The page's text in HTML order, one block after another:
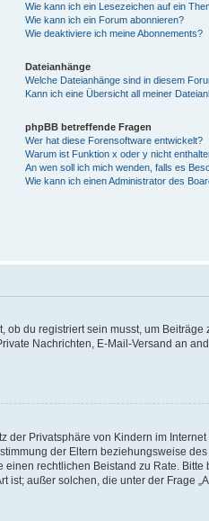
Wie kann ich ein Lesezeichen auf ein
Wie kann ich ein Forum abonnieren?
Wie deaktiviere ich meine Abonnements?
Dateianhänge
Welche Dateianhänge sind in diesem
Kann ich eine Übersicht all meiner
phpBB betreffende Fragen
Wer hat diese Forensoftware entwickelt?
Warum ist Funktion x oder y nicht
An wen soll ich mich wenden, falls es
Wie kann ich einen Administrator des
du registriert sein musst, um
Nachrichten, E-Mail-Versand an
Privatsphäre von Kindern im
der Eltern beziehungsweise
rechtlichen Beistand zu Rate.
außer solchen, die unter der Frage